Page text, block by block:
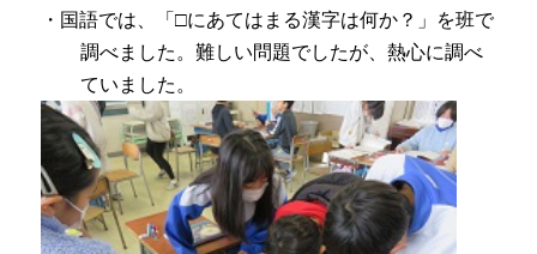
・国語では、「□にあてはまる漢字は何か？」を班で
調べました。難しい問題でしたが、熱心に調べ
ていました。